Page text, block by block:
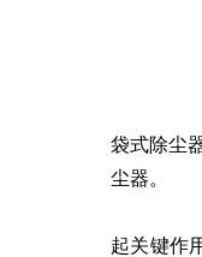
袋式除尘
尘器。
起关键作